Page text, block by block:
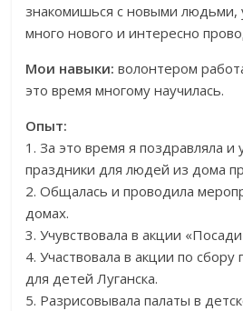
знакомишься с новыми людьми,
много нового и интересно
Мои навыки: волонтером
это время многому научилась.
Опыт:
1. За это время я поздравляла и
праздники для людей из дома
2. Общалась и проводила
домах.
3. Учувствовала в акции
4. Участвовала в акции по сбору
для детей Луганска.
5. Разрисовывала палаты в